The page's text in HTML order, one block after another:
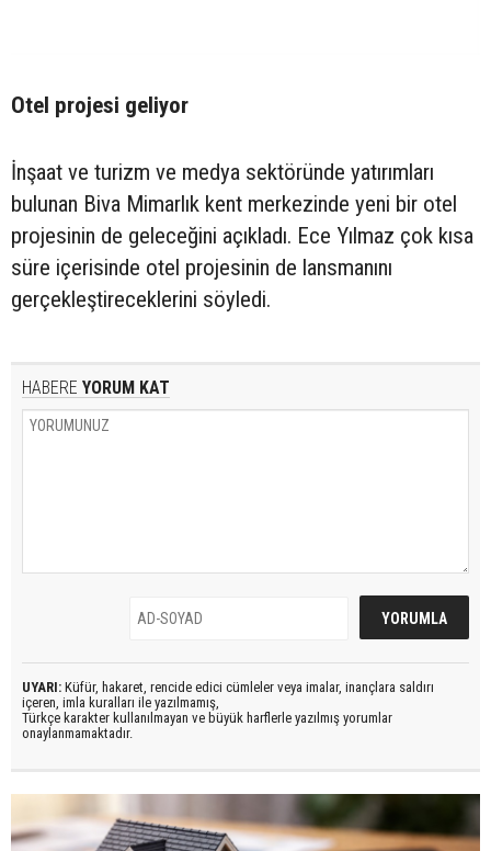
Otel projesi geliyor
İnşaat ve turizm ve medya sektöründe yatırımları
bulunan Biva Mimarlık kent merkezinde yeni bir otel
projesinin de geleceğini açıkladı. Ece Yılmaz çok kısa
süre içerisinde otel projesinin de lansmanını
gerçekleştireceklerini söyledi.
HABERE YORUM KAT
UYARI: Küfür, hakaret, rencide edici cümleler veya imalar, inançlara saldırı
içeren, imla kuralları ile yazılmamış,
Türkçe karakter kullanılmayan ve büyük harflerle yazılmış yorumlar
onaylanmamaktadır.